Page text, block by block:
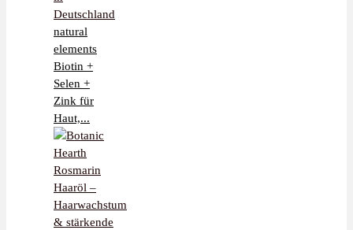
natural
elements
Biotin +
Selen +
Zink für
Haut,...